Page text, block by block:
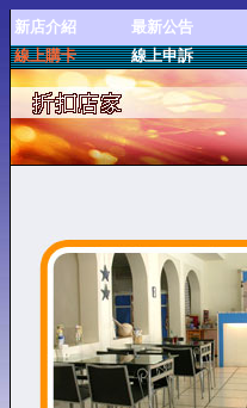
新店介紹 最新公告
線上購卡
線上申訴